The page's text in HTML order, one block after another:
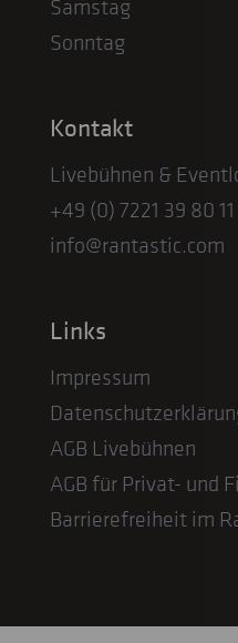
Samstag
Sonntag
Kontakt
Livebühnen &
+49 (0) 7221 39 80 11
info@rantastic.com
Links
Impressum
AGB Livebühnen
AGB für Privat- und
Barrierefreiheit im